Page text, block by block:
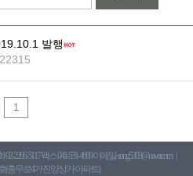
발행
1
02-2266-5117 팩스 041-531-4669 이메일 sung5303@naver.com
(충무로4가 진양상가 아파트)